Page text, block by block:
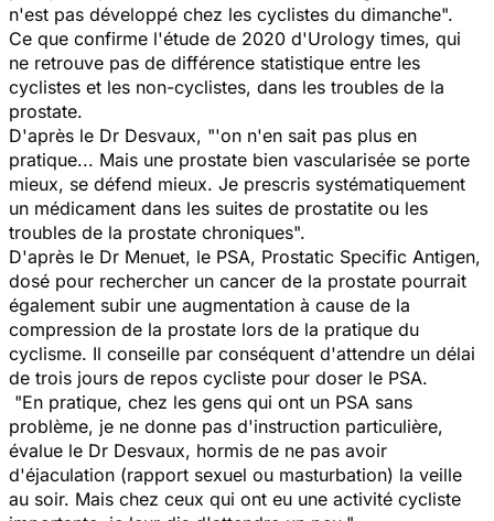
n'est pas développé chez les cyclistes du dimanche".
Ce que confirme l'étude de 2020 d'Urology times, qui
ne retrouve pas de différence statistique entre les
cyclistes et les non-cyclistes, dans les troubles de la
prostate.
D'après le Dr Desvaux, "'on n'en sait pas plus en
pratique... Mais une prostate bien vascularisée se porte
mieux, se défend mieux. Je prescris systématiquement
un médicament dans les suites de prostatite ou les
troubles de la prostate chroniques".
D'après le Dr Menuet, le PSA, Prostatic Specific Antigen,
dosé pour rechercher un cancer de la prostate pourrait
également subir une augmentation à cause de la
compression de la prostate lors de la pratique du
cyclisme. Il conseille par conséquent d'attendre un délai
de trois jours de repos cycliste pour doser le PSA.
"En pratique, chez les gens qui ont un PSA sans
problème, je ne donne pas d'instruction particulière,
évalue le Dr Desvaux, hormis de ne pas avoir
d'éjaculation (rapport sexuel ou masturbation) la veille
au soir. Mais chez ceux qui ont eu une activité cycliste